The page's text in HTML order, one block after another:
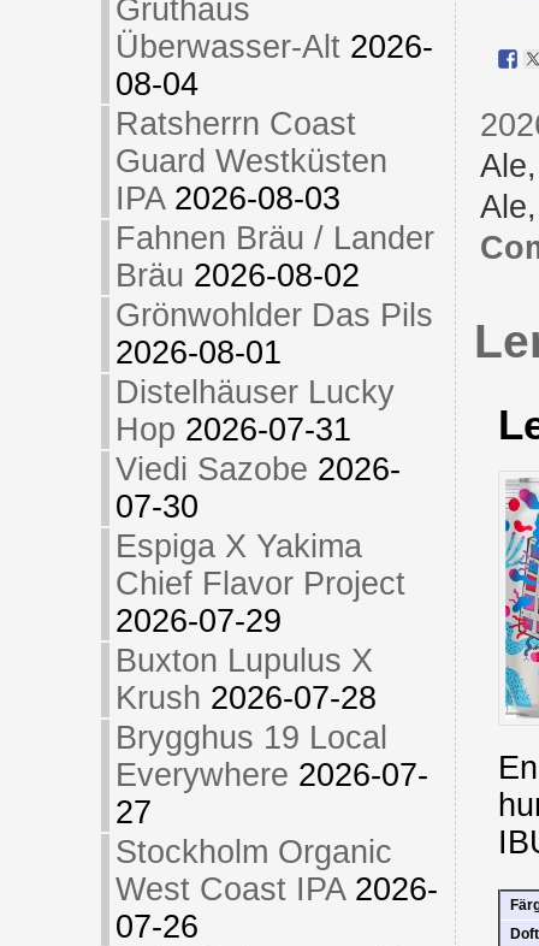
Gruthaus
Überwasser-Alt 2026-
08-04
Ratsherrn Coast
Guard Westküsten
IPA 2026-08-03
Fahnen Bräu / Lander
Bräu 2026-08-02
Grönwohlder Das Pils
2026-08-01
Distelhäuser Lucky
Hop 2026-07-31
Viedi Sazobe 2026-
07-30
Espiga X Yakima
Chief Flavor Project
2026-07-29
Buxton Lupulus X
Krush 2026-07-28
Brygghus 19 Local
Everywhere 2026-07-
27
Stockholm Organic
West Coast IPA 2026-
07-26
Doft